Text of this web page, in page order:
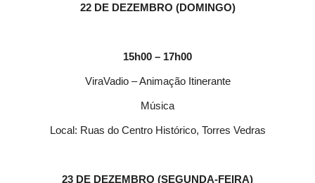
22 DE DEZEMBRO (DOMINGO)
15h00 – 17h00
ViraVadio – Animação Itinerante
Música
Local: Ruas do Centro Histórico, Torres Vedras
23 DE DEZEMBRO (SEGUNDA-FEIRA)